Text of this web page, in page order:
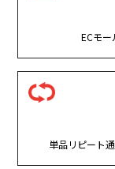
ECモ
単品リピート